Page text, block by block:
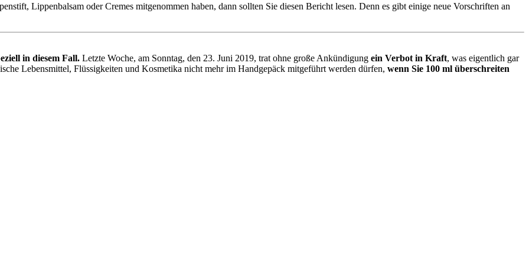
Lippenbalsam oder Cremes mitgenommen haben, dann sollten Sie diesen Bericht lesen. Denn es gibt einige neue Vorschriften an
in diesem Fall. Letzte Woche, am Sonntag, den 23. Juni 2019, trat ohne große Ankündigung ein Verbot in Kraft, was eigentlich gar
Lebensmittel, Flüssigkeiten und Kosmetika nicht mehr im Handgepäck mitgeführt werden dürfen, wenn Sie 100 ml überschreiten